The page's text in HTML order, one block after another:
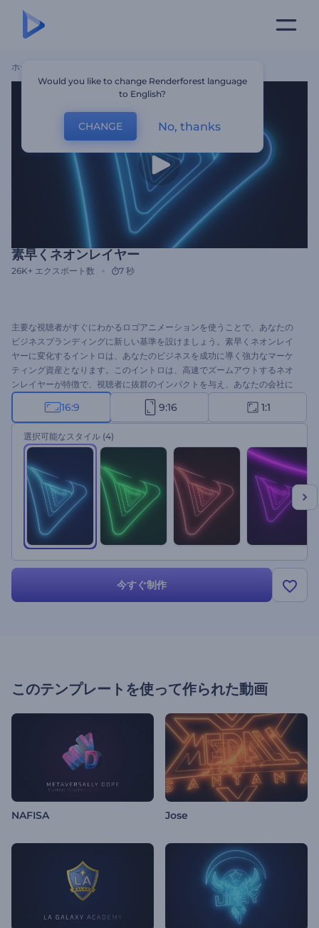
ホーム
素早くネオンレイヤー
26K+ エクスポート数 7 秒
主要な視聴者がすぐにわかるロゴアニメーションを使うことで、あなたの
ビジネスブランディングに新しい基準を設けましょう。素早くネオンレイ
ヤーに変化するイントロは、あなたのビジネスを成功に導く強力なマーケ
ティング資産となります。このイントロは、高速でズームアウトするネオ
ンレイヤーが特徴で、視聴者に抜群のインパクトを与え、あなたの会社に
対する関心を高めることでしょう。ロゴをアップロードし、お好みのスタ
イルオプションを選択し、キャッチコピーを書いて数分待つだけで、プロ
フェッショナルなアニメーションのイントロが完成します。会社紹介動
画、製品やサービスのプロモーション、プレゼンテーションのオープニン
グ、チャンネルのイントロやアウトロ、コマーシャルなど、さまざまな用
途に最適です。今すぐ試してみてください！
16:9 9:16 1:1
選択可能なスタイル (4)
今すぐ制作
このテンプレートを使って作られた動画
NAFISA Jose
Would you like to change Renderforest language
to English?
CHANGE No, thanks